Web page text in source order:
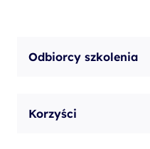
Odbiorcy szkolenia
Korzyści